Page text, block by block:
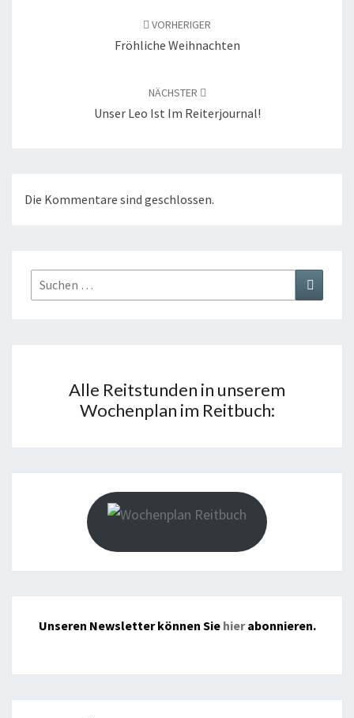
VORHERIGER
Fröhliche Weihnachten
NÄCHSTER
Unser Leo Ist Im Reiterjournal!
Die Kommentare sind geschlossen.
Suchen
nach:
Suchen
Alle Reitstunden in unserem
Wochenplan im Reitbuch:
Unseren Newsletter können Sie hierabonnieren.